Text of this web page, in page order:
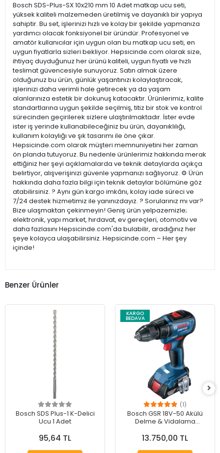
Bosch SDS-Plus-SX 10x210 mm 10 Adet matkap ucu seti,
yüksek kaliteli malzemeden üretilmiş ve dayanıklı bir yapıya
sahiptir. Bu set, işlerinizi hızlı ve kolay bir şekilde yapmanıza
yardımcı olacak fonksiyonel bir üründür. Profesyonel ve
amatör kullanıcılar için uygun olan bu matkap ucu seti, en
uygun fiyatlarla sizleri bekliyor. Hepsicinde.com olarak size,
ihtiyaç duyduğunuz her ürünü kaliteli, uygun fiyatlı ve hızlı
teslimat güvencesiyle sunuyoruz. Satın almak üzere
olduğunuz bu ürün, günlük yaşantınızı kolaylaştıracak,
işlerinizi daha verimli hale getirecek ya da yaşam
alanlarınıza estetik bir dokunuş katacaktır. Ürünlerimiz, kalite
standartlarına uygun şekilde seçilmiş, titiz bir stok ve kontrol
sürecinden geçirilerek sizlere ulaştırılmaktadır. İster evde
ister iş yerinde kullanabileceğiniz bu ürün, dayanıklılığı,
kullanım kolaylığı ve şık tasarımı ile öne çıkar.
Hepsicinde.com olarak müşteri memnuniyetini her zaman
ön planda tutuyoruz. Bu nedenle ürünlerimiz hakkında merak
ettiğiniz her şeyi açıklamalarda ve teknik detaylarda açıkça
belirtiyor, alışverişinizi güvenle yapmanızı sağlıyoruz. ⚙️ Ürün
hakkında daha fazla bilgi için teknik detaylar bölümüne göz
atabilirsiniz. ? Aynı gün kargo imkânı, kolay iade süreci ve
7/24 destek hizmetimiz ile yanınızdayız. ? Sorularınız mı var?
Bize ulaşmaktan çekinmeyin! Geniş ürün yelpazemizle;
elektronik, yapı market, hırdavat, ev gereçleri, otomotiv ve
daha fazlasını Hepsicinde.com'da bulabilir, aradığınız her
şeye kolayca ulaşabilirsiniz. Hepsicinde.com – Her şey
içinde!
Benzer Ürünler
Bosch SDS Plus-1 K-Delici
Ucu 1 Adet
95,64 TL
KARGO
BEDAVA
(1)
Bosch GSR 18V-50 Akülü
Delme & Vidalama
Performans
13.750,00 TL